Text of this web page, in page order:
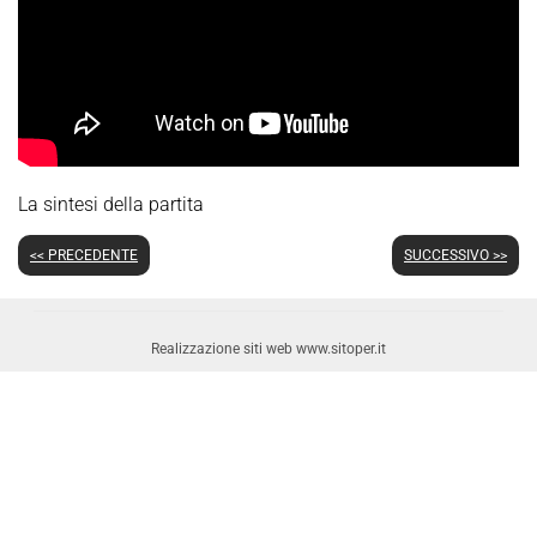
La sintesi della partita
<< PRECEDENTE SUCCESSIVO >>
Realizzazione siti web www.sitoper.it